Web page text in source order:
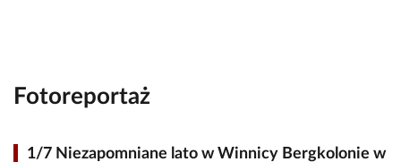
Fotoreportaż
1/7 Niezapomniane lato w Winnicy Bergkolonie w